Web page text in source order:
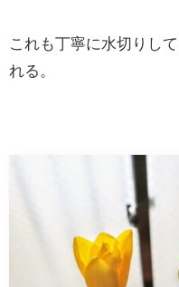
これも丁寧に水切りし
れる。